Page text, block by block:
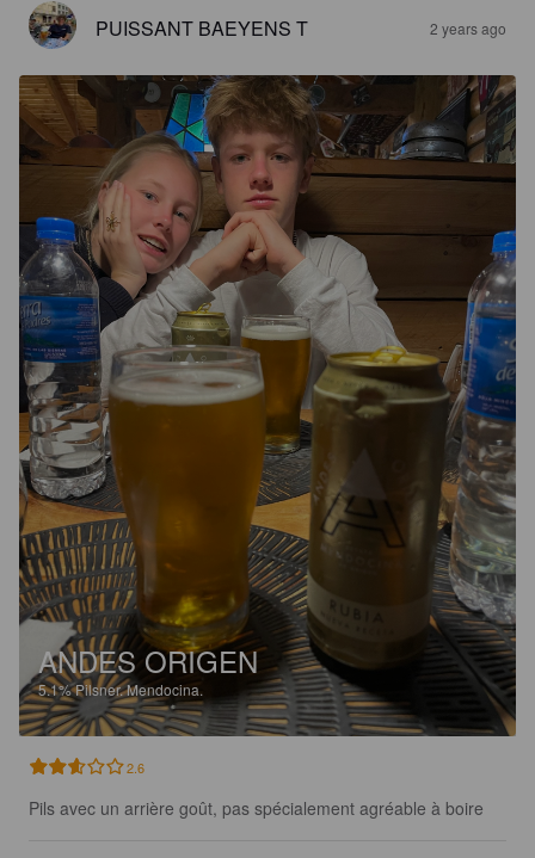
PUISSANT BAEYENS T 2 years ago
ANDES ORIGEN
5.1%Pilsner.Mendocina.
2.6
Pils avec un arrière goût, pas spécialement agréable à boire